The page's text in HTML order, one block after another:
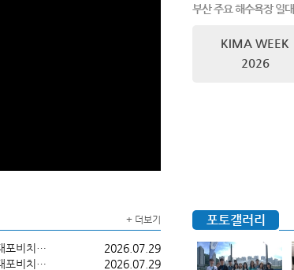
부산 주요 해수욕장 일대
KIMA WEEK
2026
+ 더보기
해양레저축제 "KIMA WEEK 2026" 다비콘(다대포비치콘서트) 장소안내
2026.07.29
해양레저축제 "KIMA WEEK 2026" 다비콘(다대포비치콘서트) 재공지
2026.07.29
포토갤러리